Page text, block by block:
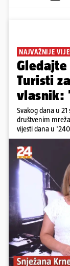
NAJVAŽNIJE
Turisti
vlasnik:
Svakog dana u
društvenim
vijesti dana u
Krnetić: Turisti
stajati sanacija
suca, od utorka
branitelja...